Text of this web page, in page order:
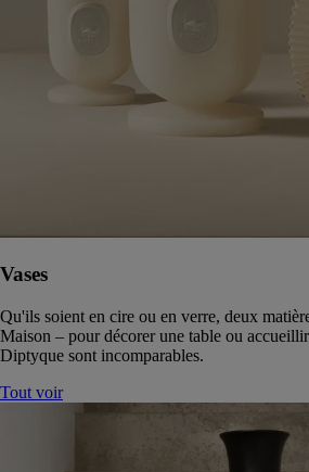
Vases
Qu'ils soient en cire ou en verre, deux
Maison – pour décorer une table ou
Diptyque sont incomparables.
Tout voir